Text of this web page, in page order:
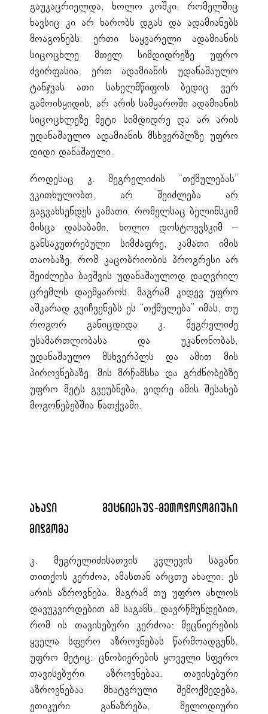
გაუკაცრიელდა, ხოლო კოშკი, რომელშიც
ხავსიც კი არ ხარობს დგას და ადამიანებს
მოაგონებს: ერთი საყვარელი ადამიანის
სიცოცხლე მთელ სიმდიდრეზე უფრო
ძვირფასია, ერთ ადამიანის უდანაშაულო
ტანჯვას ათი სახელმწიფოს ბედიც ვერ
გამოისყიდის, არ არის სამყაროში ადამიანის
სიცოცხლეზე მეტი სიმდიდრე და არ არის
უდანაშაულო ადამიანის მსხვერპლზე უფრო
დიდი დანაშაული.
როდესაც კ. მეგრელიძის “თქმულებას”
ვკითხულობთ, არ შეიძლება არ
გაგვახსენდეს კამათი, რომელსაც ბელინსკიმ
მისცა დასაბამი, ხოლო დოსტოევსკიმ –
განსაკუთრებული სიმძაფრე, კამათი იმის
თაობაზე, რომ კაცობრიობის პროგრესი არ
შეიძლება ბავშვის უდანაშაულოდ დაღვრილ
ცრემლს დაემყაროს. მაგრამ კიდევ უფრო
აშკარად გვიჩვენებს ეს “თქმულება” იმას, თუ
როგორ განიცდიდა კ. მეგრელიძე
უსამართლობასა და უკანონობას,
უდანაშაულო მსხვერპლს და ამით მის
პიროვნებაზე, მის მრწამსსა და გრძნობებზე
უფრო მეტს გვეუბნება, ვიდრე ამის შესახებ
მოგონებებშია ნათქვამი.
ახალი მეცნიერულ-მეთოდოლოგიური
მიდგომა
კ. მეგრელიძისათვის კვლევის საგანი
თითქოს კერძოა, ამასთან არცთუ ახალი: ეს
არის აზროვნება. მაგრამ თუ უფრო ახლოს
დავუკვირდებით ამ საგანს, დავრწმუნდებით,
რომ ის თავისებური კერძოა: მეცნიერების
ყველა სფერო აზროვნებას წარმოადგენს.
უფრო მეტიც: ცნობიერების ყოველი სფერო
თავისებური აზროვნებაა. თავისებური
აზროვნებაა მხატვრული შემოქმედება,
ეთიკური განაზრება, მელოდიური